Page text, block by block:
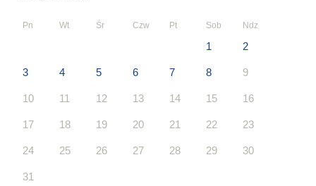
Pn Wt Śr Czw Pt Sob Ndz
1 2
3 4 5 6 7 8 9
10 11 12 13 14 15 16
17 18 19 20 21 22 23
24 25 26 27 28 29 30
31